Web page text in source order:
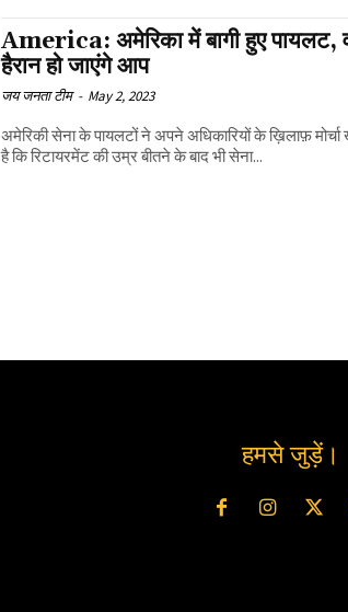
America: अमेरिका में बागी हुए पायलट,
हैरान हो जाएंगे आप
जय जनता टीम - May 2, 2023
अमेरिकी सेना के पायलटों ने अपने अधिकारियों के ख़िलाफ़
है कि रिटायरमेंट की उम्र बीतने के बाद भी सेना...
हमसे जुड़ें।